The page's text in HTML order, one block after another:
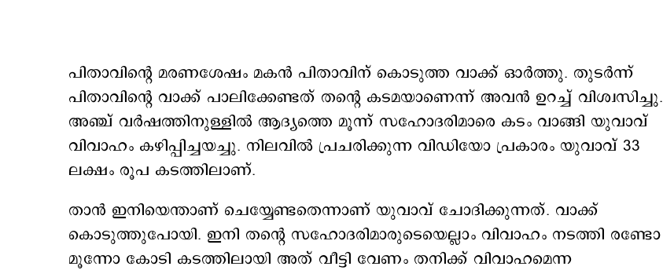
പിതാവിന്‍റെ മരണശേഷം മകന്‍ പിതാവിന് കൊടുത്ത വാക്ക് ഓര്‍ത്തു. തുടര്‍ന്ന്
പിതാവിന്‍റെ വാക്ക് പാലിക്കേണ്ടത് തന്‍റെ കടമയാണെന്ന് അവന്‍ ഉറച്ച് വിശ്വസിച്ചു.
അഞ്ച് വര്‍ഷത്തിനുള്ളില്‍ ആദ്യത്തെ മൂന്ന് സഹോദരിമാരെ കടം വാങ്ങി യുവാവ്
വിവാഹം കഴിപ്പിച്ചയച്ചു. നിലവില്‍ പ്രചരിക്കുന്ന വിഡിയോ പ്രകാരം യുവാവ് 33
ലക്ഷം രൂപ കടത്തിലാണ്.
താന്‍ ഇനിയെന്താണ് ചെയ്യേണ്ടതെന്നാണ് യുവാവ് ചോദിക്കുന്നത്. വാക്ക്
കൊടുത്തുപോയി. ഇനി തന്‍റെ സഹോദരിമാരുടെയെല്ലാം വിവാഹം നടത്തി രണ്ടോ
മൂന്നോ കോടി കടത്തിലായി അത് വീട്ടി വേണം തനിക്ക് വിവാഹമെന്ന